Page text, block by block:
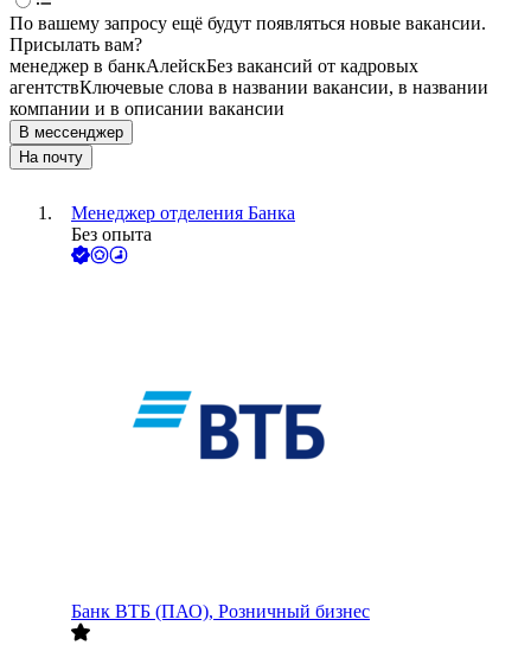
По вашему запросу ещё будут появляться новые вакансии.
Присылать вам?
менеджер в банкАлейскБез вакансий от кадровых
агентствКлючевые слова в названии вакансии, в названии
компании и в описании вакансии
В мессенджер
На почту
Менеджер отделения Банка
Без опыта
Банк ВТБ (ПАО), Розничный бизнес